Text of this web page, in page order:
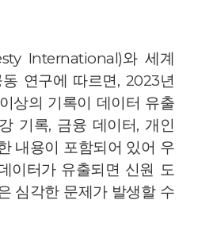
International)와 세계
연구에 따르면, 2023년
이상의 기록이 데이터 유출
기록, 금융 데이터, 개인
내용이 포함되어 있어 우
이터가 유출되면 신원 도
심각한 문제가 발생할 수